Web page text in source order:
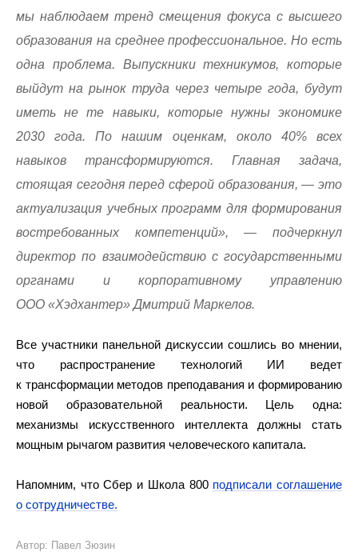
мы наблюдаем тренд смещения фокуса с высшего
образования на среднее профессиональное. Но есть
одна проблема. Выпускники техникумов, которые
выйдут на рынок труда через четыре года, будут
иметь не те навыки, которые нужны экономике
2030 года. По нашим оценкам, около 40% всех
навыков трансформируются. Главная задача,
стоящая сегодня перед сферой образования, — это
актуализация учебных программ для формирования
востребованных компетенций», — подчеркнул
директор по взаимодействию с государственными
органами и корпоративному управлению
ООО «Хэдхантер» Дмитрий Маркелов.
Все участники панельной дискуссии сошлись во мнении,
что распространение технологий ИИ ведет
к трансформации методов преподавания и формированию
новой образовательной реальности. Цель одна:
механизмы искусственного интеллекта должны стать
мощным рычагом развития человеческого капитала.
Напомним, что Сбер и Школа 800 подписали соглашение
о сотрудничестве.
Автор: Павел Зюзин